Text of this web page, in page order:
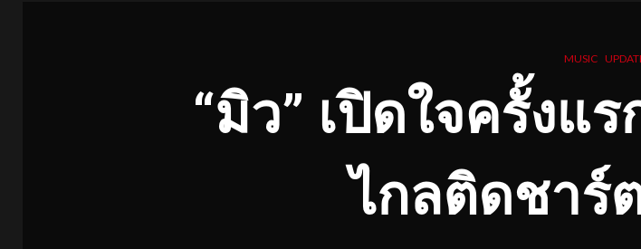
MUSIC
“มิว” เปิดใจครั้งแ
ไกลติดชาร์